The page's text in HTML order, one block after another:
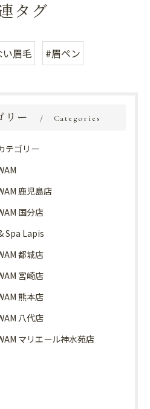
タグ
眉毛 #眉ペン
リー Categories
テゴリー
鹿児島店
国分店
Spa Lapis
都城店
宮崎店
熊本店
八代店
マリエール神水苑店